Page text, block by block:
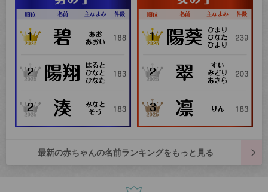
最新の赤ちゃんの名前ランキングをもっと見る